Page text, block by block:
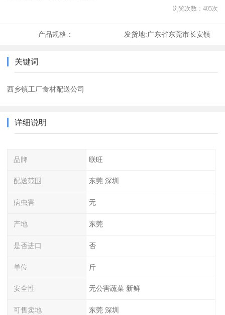
浏览次数： 405次
产品规格： 发货地:广东省东莞市长安镇
关键词
西乡镇工厂食材配送公司
详细说明
品牌 联旺
配送范围 东莞 深圳
病虫害 无
产地 东莞
是否进口 否
单位 斤
安全性 无公害蔬菜 新鲜
可售卖地 东莞 深圳